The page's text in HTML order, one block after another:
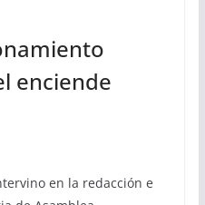
enciende
en la redacción e